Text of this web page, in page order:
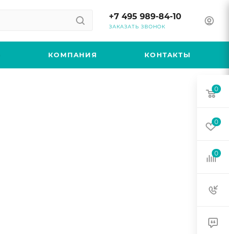
+7 495 989-84-10
ЗАКАЗАТЬ ЗВОНОК
КОМПАНИЯ КОНТАКТЫ
0
0
0